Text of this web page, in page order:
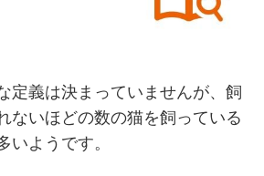
定義は決まっていませんが、飼
ないほどの数の猫を飼っている
いようです。